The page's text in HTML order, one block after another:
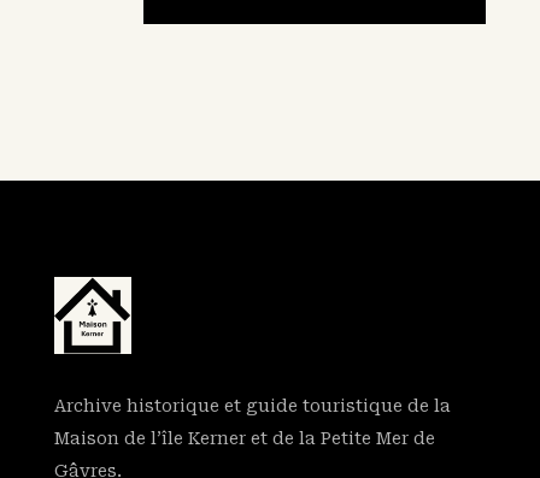
Archive historique et guide touristique de la
Maison de l’île Kerner et de la Petite Mer de
Gâvres.